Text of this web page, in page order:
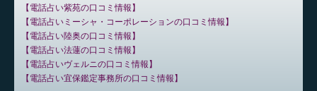
電話占い紫苑の口コミ情報
電話占いミーシャ・コーポレーションの口コミ情報
電話占い陸奥の口コミ情報
電話占い法蓮の口コミ情報
電話占いヴェルニの口コミ情報
電話占い宜保鑑定事務所の口コミ情報